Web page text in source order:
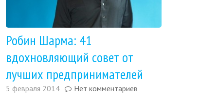
Робин Шарма: 41
вдохновляющий совет от
лучших предпринимателей
5 февраля 2014 Нет комментариев